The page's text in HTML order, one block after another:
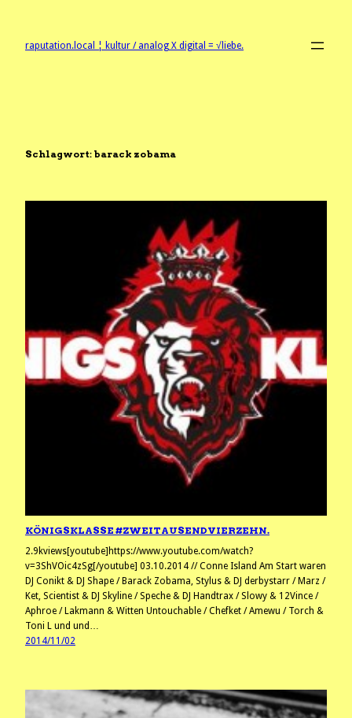
springenraputation.local ¦ kultur / analog X digital = √liebe.
Schlagwort: barack zobama
KÖNIGSKLASSE #ZWEITAUSENDVIERZEHN.
2.9kviews[youtube]https://www.youtube.com/watch?
v=3ShVOic4zSg[/youtube] 03.10.2014 // Conne Island Am Start waren
DJ Conikt & DJ Shape / Barack Zobama, Stylus & DJ derbystarr / Marz /
Ket, Scientist & DJ Skyline / Speche & DJ Handtrax / Slowy & 12Vince /
Aphroe / Lakmann & Witten Untouchable / Chefket / Amewu / Torch &
Toni L und und…
2014/11/02